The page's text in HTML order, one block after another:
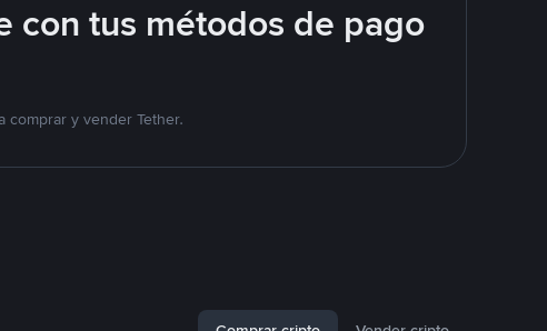
con tus métodos de pago
comprar y vender Tether.